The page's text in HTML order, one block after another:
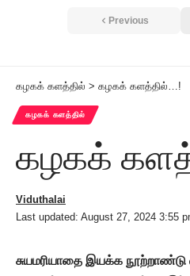
Previous
கழகக் களத்தில் > கழகக் களத்தில்…!
கழகக் களத்தில்
கழகக்
Last updated: August 27, 2024 3:55
Viduthalai
சுயமரியாதை இயக்க நூற்றாண்டு